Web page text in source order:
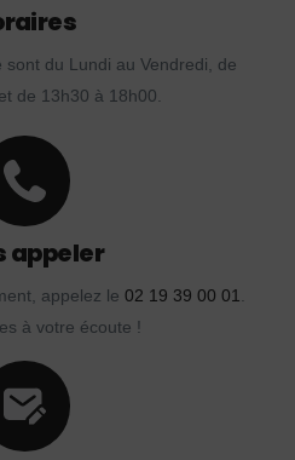
du Lundi au Vendredi, de
de 13h30 à 18h00.
appeler
appelez le 02 19 39 00 01.
à votre écoute !